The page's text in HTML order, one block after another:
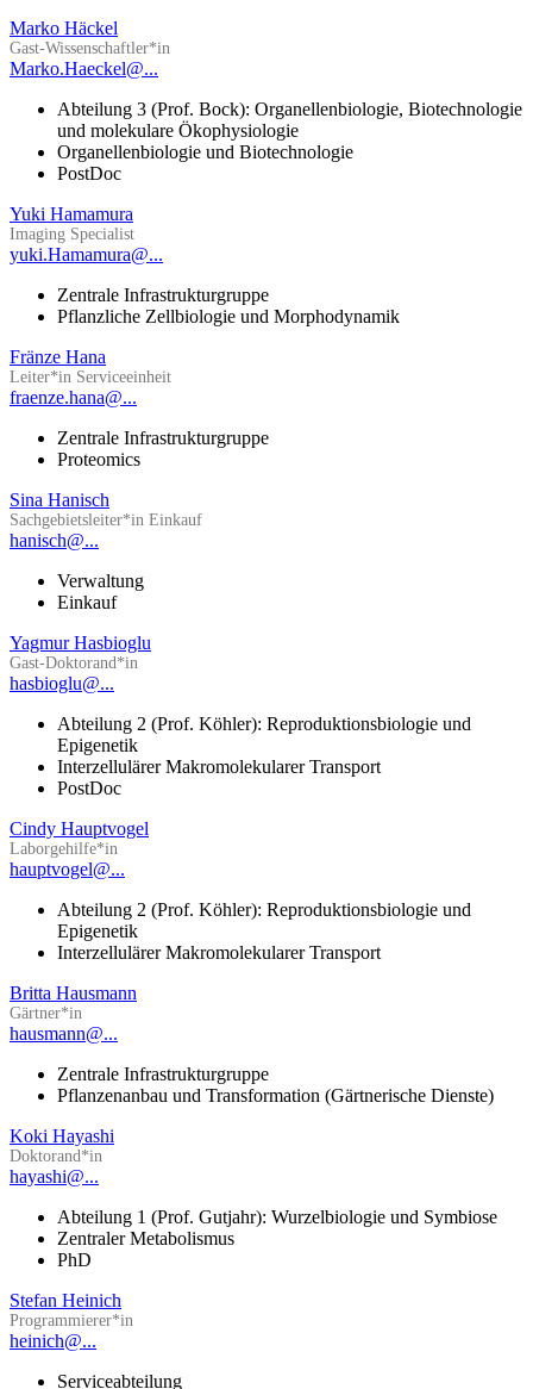
Marko Häckel
Gast-Wissenschaftler*in
Marko.Haeckel@...
Abteilung 3 (Prof. Bock): Organellenbiologie, Biotechnologie
und molekulare Ökophysiologie
Organellenbiologie und Biotechnologie
PostDoc
Yuki Hamamura
Imaging Specialist
yuki.Hamamura@...
Zentrale Infrastrukturgruppe
Pflanzliche Zellbiologie und Morphodynamik
Fränze Hana
Leiter*in Serviceeinheit
fraenze.hana@...
Zentrale Infrastrukturgruppe
Proteomics
Sina Hanisch
Sachgebietsleiter*in Einkauf
hanisch@...
Verwaltung
Einkauf
Yagmur Hasbioglu
Gast-Doktorand*in
hasbioglu@...
Abteilung 2 (Prof. Köhler): Reproduktionsbiologie und
Epigenetik
Interzellulärer Makromolekularer Transport
PostDoc
Cindy Hauptvogel
Laborgehilfe*in
hauptvogel@...
Abteilung 2 (Prof. Köhler): Reproduktionsbiologie und
Epigenetik
Interzellulärer Makromolekularer Transport
Britta Hausmann
Gärtner*in
hausmann@...
Zentrale Infrastrukturgruppe
Pflanzenanbau und Transformation (Gärtnerische Dienste)
Koki Hayashi
Doktorand*in
hayashi@...
Abteilung 1 (Prof. Gutjahr): Wurzelbiologie und Symbiose
Zentraler Metabolismus
PhD
Stefan Heinich
Programmierer*in
heinich@...
Serviceabteilung